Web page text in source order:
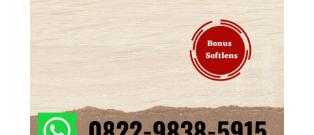
https://www.stockswatches.com
anchor
https://
check
this